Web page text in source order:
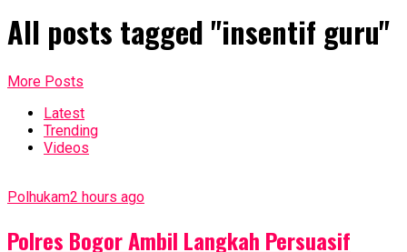
All posts tagged "insentif guru"
More Posts
Latest
Trending
Videos
Polhukam2 hours ago
Polres Bogor Ambil Langkah Persuasif